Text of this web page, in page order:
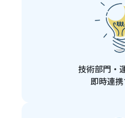
技術部門・
即時連